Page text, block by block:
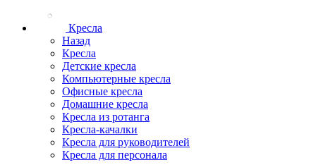
Кресла
Назад
Кресла
Детские кресла
Компьютерные кресла
Офисные кресла
Домашние кресла
Кресла из ротанга
Кресла-качалки
Кресла для руководителей
Кресла для персонала